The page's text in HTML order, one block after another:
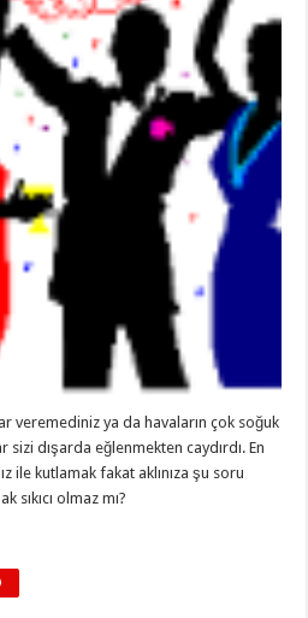
veremediniz ya da havaların çok soğuk
dışarda eğlenmekten caydırdı. En
ile kutlamak fakat aklınıza şu soru
sıkıcı olmaz mı?